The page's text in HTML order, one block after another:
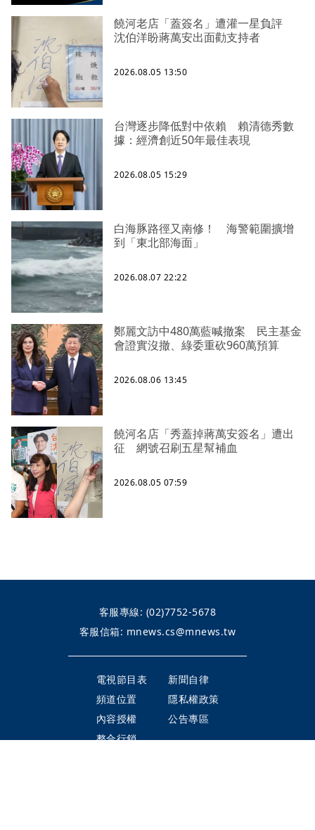
饒河老店「蓋簽名」遭灌一星負評
沈伯洋盼蔣萬安出面勸支持者
2026.08.05 13:50
台灣逐步降低對中依賴 賴清德秀數
據：經濟創近50年最佳表現
2026.08.05 15:29
白海豚路徑又南修！ 海警範圍擴增
到「東北部海面」
2026.08.07 22:22
鄭麗文訪中480萬藍喊撤案 民主基金
會證實沒撤、綠委重砍960萬預算
2026.08.06 13:45
饒河名店「秀蓋掉蔣萬安簽名」遭出
征 網號召刷五星幫補血
2026.08.05 07:59
客服專線: (02)7752-5678
客服信箱: mnews.cs@mnews.tw
電視節目表
新聞自律
頻道位置
隱私權政策
內容授權
公告專區
整合行銷